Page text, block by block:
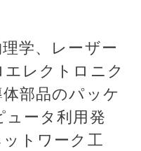
学、レーザー
レクトロニク
部品のパッケ
ュータ利用発
トワーク工